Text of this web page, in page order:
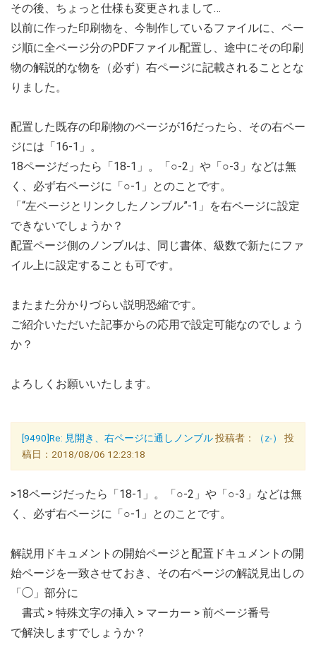
その後、ちょっと仕様も変更されまして…
以前に作った印刷物を、今制作しているファイルに、ペー
ジ順に全ページ分のPDFファイル配置し、途中にその印刷
物の解説的な物を（必ず）右ページに記載されることとな
りました。
配置した既存の印刷物のページが16だったら、その右ペー
ジには「16-1」。
18ページだったら「18-1」。「○-2」や「○-3」などは無
く、必ず右ページに「○-1」とのことです。
「“左ページとリンクしたノンブル”-1」を右ページに設定
できないでしょうか？
配置ページ側のノンブルは、同じ書体、級数で新たにファ
イル上に設定することも可です。
またまた分かりづらい説明恐縮です。
ご紹介いただいた記事からの応用で設定可能なのでしょう
か？
よろしくお願いいたします。
[9490]Re: 見開き、右ページに通しノンブル投稿者： （z-）
投
稿日：2018/08/06 12:23:18
>18ページだったら「18-1」。「○-2」や「○-3」などは無
く、必ず右ページに「○-1」とのことです。
解説用ドキュメントの開始ページと配置ドキュメントの開
始ページを一致させておき、その右ページの解説見出しの
「◯」部分に
書式 > 特殊文字の挿入 > マーカー > 前ページ番号
で解決しますでしょうか？